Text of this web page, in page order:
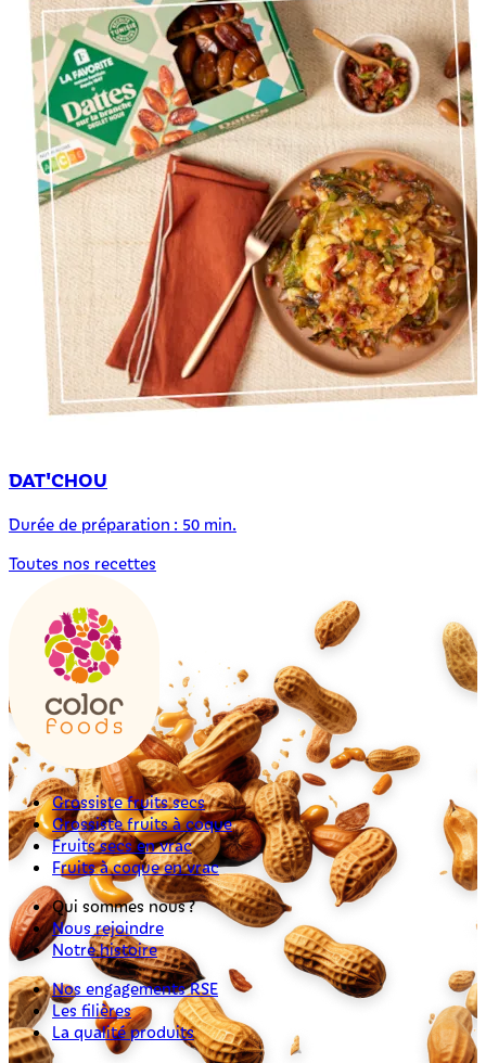
DAT'CHOU
Durée de préparation : 50 min.
Toutes nos recettes
Grossiste fruits secs
Grossiste fruits à coque
Fruits secs en vrac
Fruits à coque en vrac
Qui sommes nous ?
Nous rejoindre
Notre histoire
Nos engagements RSE
Les filières
La qualité produits